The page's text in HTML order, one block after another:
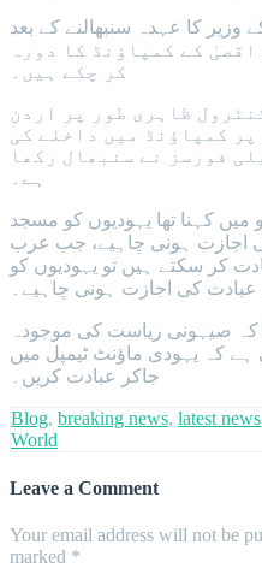
کے وزیر کا عہدہ سنبھالنے کے بعد
6 بار مسجد اقصیٰ کے کمپاؤنڈ کا دورہ
کر چکے ہیں۔
ظاہری طور پر اردن
کمپاؤنڈ میں داخلے کی
فورسز نے سنبھال رکھا
ہے۔
میں کہنا تھا یہودیوں کو مسجد
اجازت ہونی چاہیے، جب عرب
کر سکتے ہیں تو یہودیوں کو
کی اجازت ہونی چاہیے۔
کہ صیہونی ریاست کی موجودہ
کہ یہودی ماؤنٹ ٹیمپل میں
جاکر عبادت کریں۔
Blog, breaking news, latest news
World
Leave a Comment
Your email address will not be
marked *